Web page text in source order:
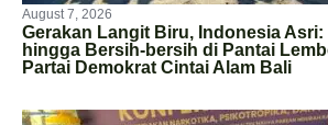
August 7, 2026
Gerakan Langit Biru, Indonesia
hingga Bersih-bersih di Pantai
Partai Demokrat Cintai Alam Bali